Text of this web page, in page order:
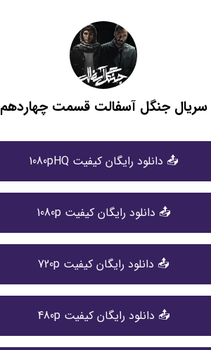
سریال جنگل آسفالت قسمت چهاردهم
📤 دانلود رایگان کیفیت 1080pHQ
📤 دانلود رایگان کیفیت 1080p
📤 دانلود رایگان کیفیت 720p
📤 دانلود رایگان کیفیت 480p